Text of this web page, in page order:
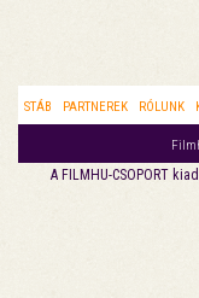
STÁB PARTNEREK RÓLUNK
A FILMHU-CSOPORT